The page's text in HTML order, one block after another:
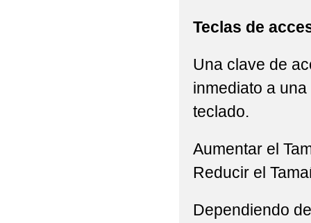
PLAN DE
PLAN DE ÉXITO
PLAN DIGITAL DE
PREPARA-T
PROGRAMACIONES
Teclas de
Una clave de
inmediato a
teclado.
Aumentar el
Reducir el
Dependiendo